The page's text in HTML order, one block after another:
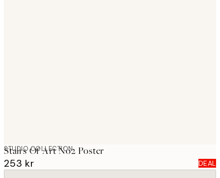
STUDIO COLLECTION
Stairs Of Art No2 Poster
253 kr DEAL